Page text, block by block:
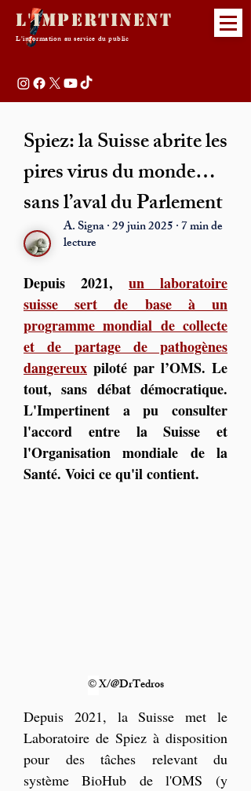
L'Impertinent
L'information au service du public
Spiez: la Suisse abrite les
pires virus du monde…
sans l’aval du Parlement
A. Signa · 29 juin 2025 · 7 min de
lecture
Depuis 2021, un laboratoire
suisse sert de base à un
programme mondial de collecte
et de partage de pathogènes
dangereux piloté par l’OMS. Le
tout, sans débat démocratique.
L'Impertinent a pu consulter
l'accord entre la Suisse et
l'Organisation mondiale de la
Santé. Voici ce qu'il contient.
© X/@DrTedros
Depuis 2021, la Suisse met le
Laboratoire de Spiez à disposition
pour des tâches relevant du
système BioHub de l'OMS (y